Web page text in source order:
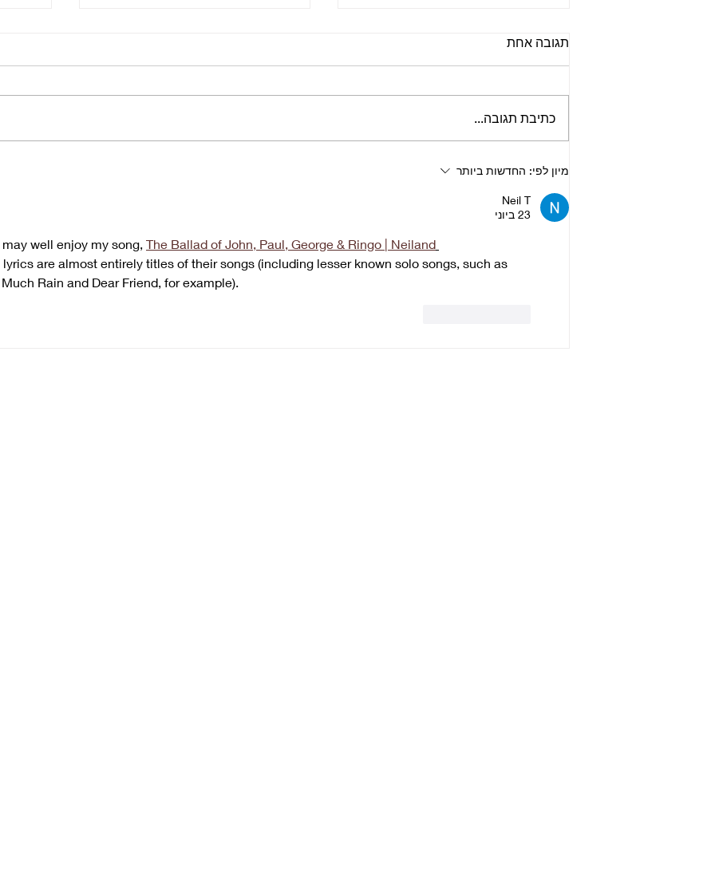
📻 הפודקאסט ביטלמניקס –
- מהפכנות באופק
תגובה אחת
כתיבת תגובה...
מיון לפי: החדשות ביותר
Neil T
23 ביוני
may well enjoy my song, The Ballad of John, Paul, George & Ringo | Neiland
lyrics are almost entirely titles of their songs (including lesser known solo songs, such as
Much Rain and Dear Friend, for example).